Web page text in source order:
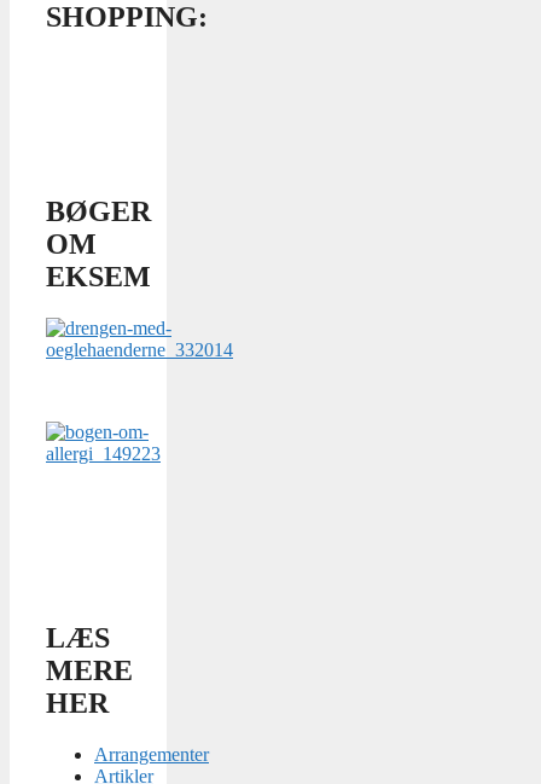
SHOPPING:
BØGER
OM
EKSEM
LÆS
MERE
HER
Arrangementer
Artikler